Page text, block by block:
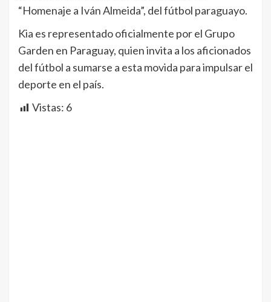
“Homenaje a Iván Almeida”, del fútbol paraguayo.
Kia es representado oficialmente por el Grupo
Garden en Paraguay, quien invita a los aficionados
del fútbol a sumarse a esta movida para impulsar el
deporte en el país.
Vistas: 6